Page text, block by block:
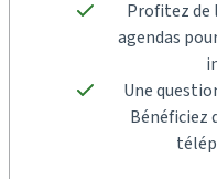
Profitez de
agendas
Une
Bénéficiez